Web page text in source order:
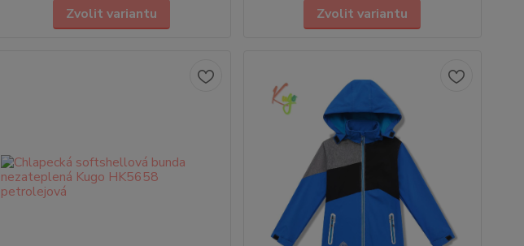
Zvolit variantu Zvolit variantu